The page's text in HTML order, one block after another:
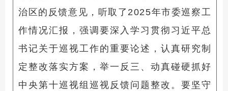
治区的反馈意见，听取了2025年市委巡察工
作情况汇报，强调要深入学习贯彻习近平总
书记关于巡视工作的重要论述，认真研究制
定整改落实方案，举一反三、动真碰硬抓好
中央第十巡视组巡视反馈问题整改。要坚守